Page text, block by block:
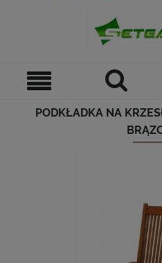
PODKŁADKA NA